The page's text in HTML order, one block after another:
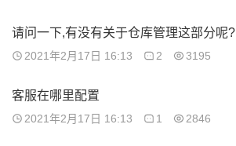
请问一下,有没有关于仓库管理这部分呢?
2021年2月17日 16:13 2 3195
客服在哪里配置
2021年2月17日 16:13 1 2846